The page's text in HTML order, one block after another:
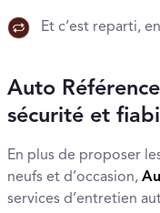
Et c’est reparti,
Auto
sécurité et
En plus de proposer
neufs et d’occasion,
services d’entretien